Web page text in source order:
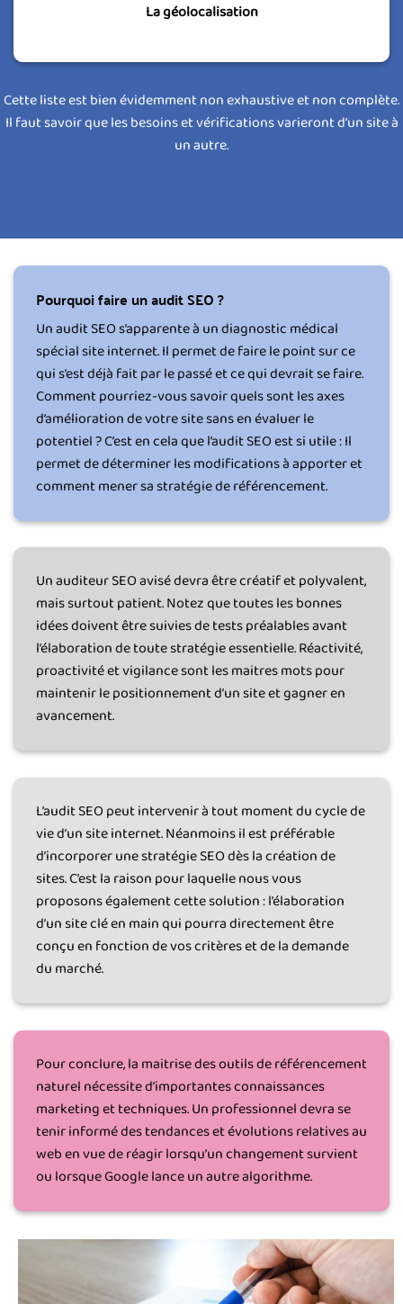
La géolocalisation
Cette liste est bien évidemment non exhaustive et non complète.
Il faut savoir que les besoins et vérifications varieront d’un site à
un autre.
Pourquoi faire un audit SEO ?
Un audit SEO s’apparente à un diagnostic médical
spécial site internet. Il permet de faire le point sur ce
qui s’est déjà fait par le passé et ce qui devrait se faire.
Comment pourriez-vous savoir quels sont les axes
d’amélioration de votre site sans en évaluer le
potentiel ? C’est en cela que l’audit SEO est si utile : Il
permet de déterminer les modifications à apporter et
comment mener sa stratégie de référencement.
Un auditeur SEO avisé devra être créatif et polyvalent,
mais surtout patient. Notez que toutes les bonnes
idées doivent être suivies de tests préalables avant
l’élaboration de toute stratégie essentielle. Réactivité,
proactivité et vigilance sont les maitres mots pour
maintenir le positionnement d’un site et gagner en
avancement.
L’audit SEO peut intervenir à tout moment du cycle de
vie d’un site internet. Néanmoins il est préférable
d’incorporer une stratégie SEO dès la création de
sites. C’est la raison pour laquelle nous vous
proposons également cette solution : l’élaboration
d’un site clé en main qui pourra directement être
conçu en fonction de vos critères et de la demande
du marché.
Pour conclure, la maitrise des outils de référencement
naturel nécessite d’importantes connaissances
marketing et techniques. Un professionnel devra se
tenir informé des tendances et évolutions relatives au
web en vue de réagir lorsqu’un changement survient
ou lorsque Google lance un autre algorithme.